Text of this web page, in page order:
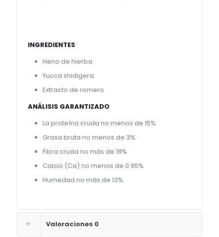
INGREDIENTES
Heno de hierba
Yucca shidigera
Extracto de romero
ANÁLISIS GARANTIZADO
La proteína cruda no menos de 15%
Grasa bruta no menos de 3%
Fibra cruda no más de 18%
Calcio (Ca) no menos de 0.95%
Humedad no más de 13%
Valoraciones 0